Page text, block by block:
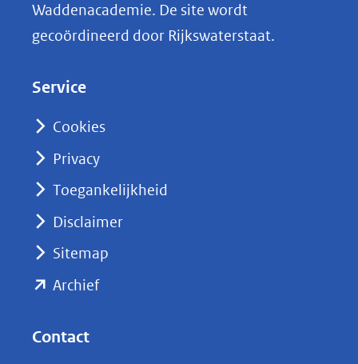
k
e
nieuw
naar
Waddenacademie. De site wordt
gecoördineerd door Rijkswaterstaat.
Service
Cookies
Privacy
Toegankelijkheid
Disclaimer
Sitemap
Archief(opent
Contact